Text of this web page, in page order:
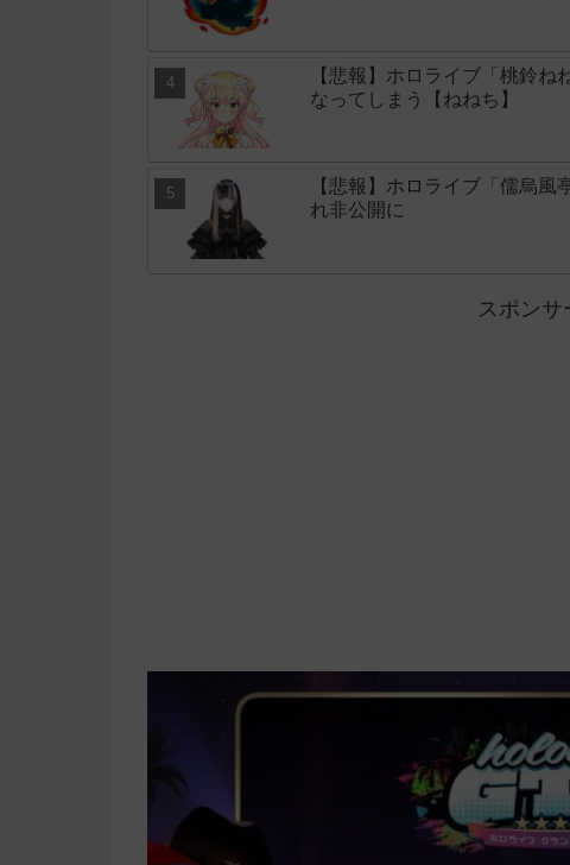
【悲報】ホロライブ「桃鈴
なってしまう【ねねち】
【悲報】ホロライブ「儒烏
れ非公開に
スポンサ